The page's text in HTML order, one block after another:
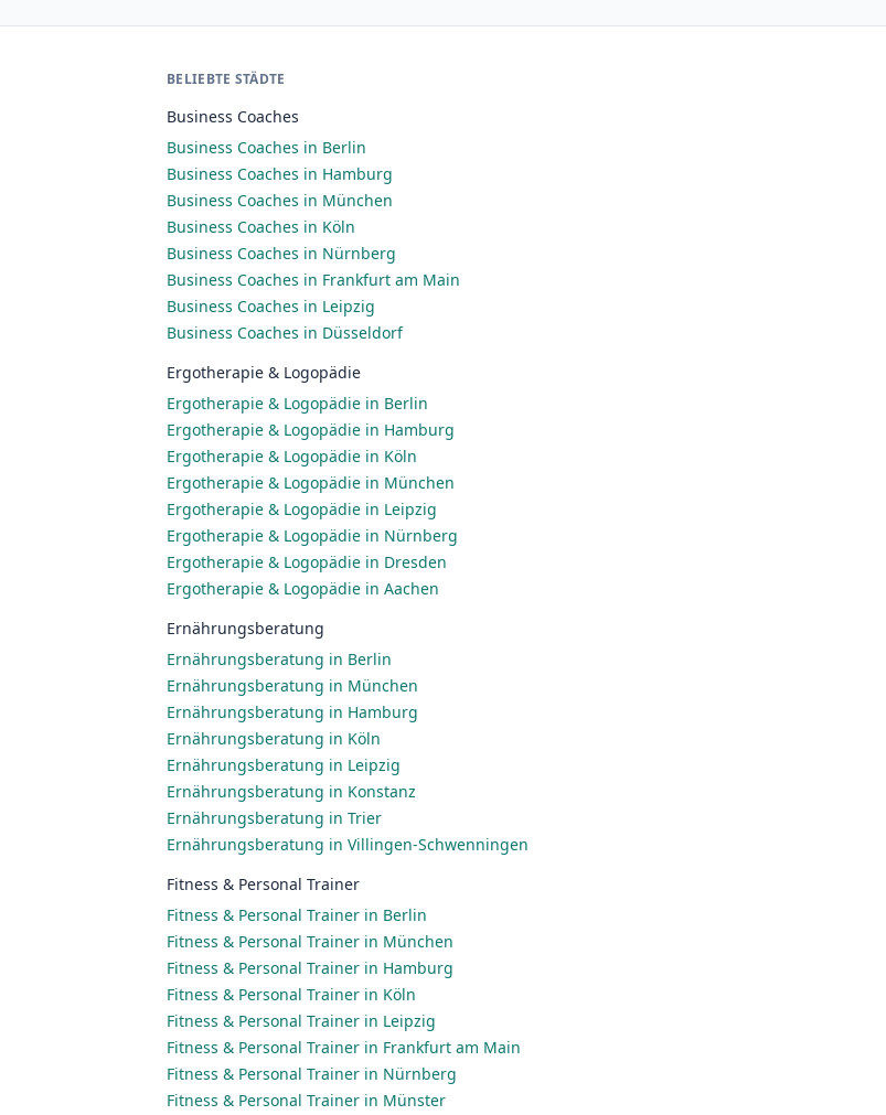
BELIEBTE STÄDTE
Business Coaches
Business Coaches in Berlin
Business Coaches in Hamburg
Business Coaches in München
Business Coaches in Köln
Business Coaches in Nürnberg
Business Coaches in Frankfurt am Main
Business Coaches in Leipzig
Business Coaches in Düsseldorf
Ergotherapie & Logopädie
Ergotherapie & Logopädie in Berlin
Ergotherapie & Logopädie in Hamburg
Ergotherapie & Logopädie in Köln
Ergotherapie & Logopädie in München
Ergotherapie & Logopädie in Leipzig
Ergotherapie & Logopädie in Nürnberg
Ergotherapie & Logopädie in Dresden
Ergotherapie & Logopädie in Aachen
Ernährungsberatung
Ernährungsberatung in Berlin
Ernährungsberatung in München
Ernährungsberatung in Hamburg
Ernährungsberatung in Köln
Ernährungsberatung in Leipzig
Ernährungsberatung in Konstanz
Ernährungsberatung in Trier
Ernährungsberatung in Villingen-Schwenningen
Fitness & Personal Trainer
Fitness & Personal Trainer in Berlin
Fitness & Personal Trainer in München
Fitness & Personal Trainer in Hamburg
Fitness & Personal Trainer in Köln
Fitness & Personal Trainer in Leipzig
Fitness & Personal Trainer in Frankfurt am Main
Fitness & Personal Trainer in Nürnberg
Fitness & Personal Trainer in Münster